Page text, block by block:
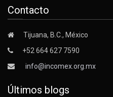
Contacto
Tijuana, B.C., México
+52 664 627 7590
info@incomex.org.mx
Últimos blogs